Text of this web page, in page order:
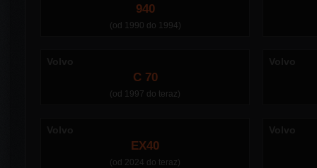
940
(od 1990 do 1994)
C 70
(od 1997 do teraz)
EX40
(od 2024 do teraz)